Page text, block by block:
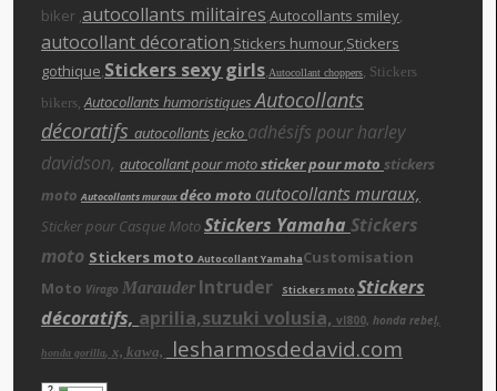
biker , autocollants militaires Autocollants smiley
autocollant décoration Stickers humour ,Stickers
gothique Stickers sexy girls Autocollant choppers
Stickers
bikers Autocollants humoristiquesAutocollants
décoratifs autocollants jecko adhésifs pour harley
davidson, autocollant pour motosticker pour moto stickers
moto Autocollants murauxdéco moto autocollants muraux,
Sticker pour Casque MotoStickers Yamaha Stickers
moto Stickers moto Autocollant YamahaCustomisation
Moto Virago Marauder Intruder Stickers moto Stickers
décoratifs, aprilia,suzuki volusia, vl800, honda rebel,
honda gorilla, x, kawa, lesharmosdedavid.com